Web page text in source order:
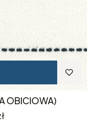
OBICIOWA)